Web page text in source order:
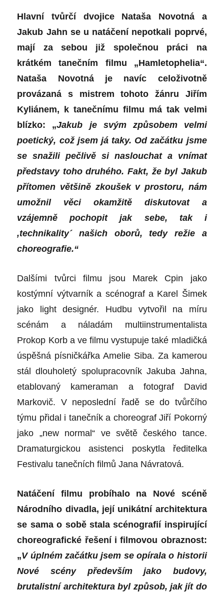
Hlavní tvůrčí dvojice Nataša Novotná a
Jakub Jahn se u natáčení nepotkali poprvé,
mají za sebou již společnou práci na
krátkém tanečním filmu „Hamletophelia“.
Nataša Novotná je navíc celoživotně
provázaná s mistrem tohoto žánru Jiřím
Kyliánem, k tanečnímu filmu má tak velmi
blízko: „Jakub je svým způsobem velmi
poetický, což jsem já taky. Od začátku jsme
se snažili pečlivě si naslouchat a vnímat
představy toho druhého. Fakt, že byl Jakub
přítomen většině zkoušek v prostoru, nám
umožnil věci okamžitě diskutovat a
vzájemně pochopit jak sebe, tak i
,technikality´našich oborů, tedy režie a
choreografie.“
Dalšími tvůrci filmu jsou Marek Cpin jako
kostýmní výtvarník a scénograf a Karel Šimek
jako light designér. Hudbu vytvořil na míru
scénám a náladám multiinstrumentalista
Prokop Korb a ve filmu vystupuje také mladičká
úspěšná písničkářka Amelie Siba. Za kamerou
stál dlouholetý spolupracovník Jakuba Jahna,
etablovaný kameraman a fotograf David
Markovič. V neposlední řadě se do tvůrčího
týmu přidal i tanečník a choreograf Jiří Pokorný
jako „new normal“ ve světě českého tance.
Dramaturgickou asistenci poskytla ředitelka
Festivalu tanečních filmů Jana Návratová.
Natáčení filmu probíhalo na Nové scéně
Národního divadla, její unikátní architektura
se sama o sobě stala scénografií inspirující
choreografické řešení i filmovou obraznost:
„V úplném začátku jsem se opírala o historii
Nové scény především jako budovy,
brutalistní architektura byl způsob, jak jít do